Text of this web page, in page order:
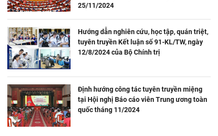
25/11/2024
Hướng dẫn nghiên cứu, học tập, quán triệt,
tuyên truyền Kết luận số 91-KL/TW, ngày
12/8/2024 của Bộ Chính trị
Định hướng công tác tuyên truyền miệng
tại Hội nghị Báo cáo viên Trung ương toàn
quốc tháng 11/2024